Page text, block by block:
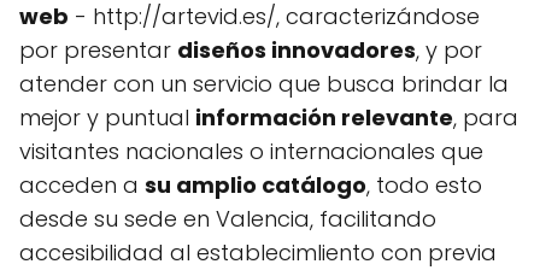
web - http://artevid.es/, caracterizándose
por presentar diseños innovadores, y por
atender con un servicio que busca brindar la
mejor y puntual información relevante, para
visitantes nacionales o internacionales que
acceden a su amplio catálogo, todo esto
desde su sede en Valencia, facilitando
accesibilidad al establecimliento con previa